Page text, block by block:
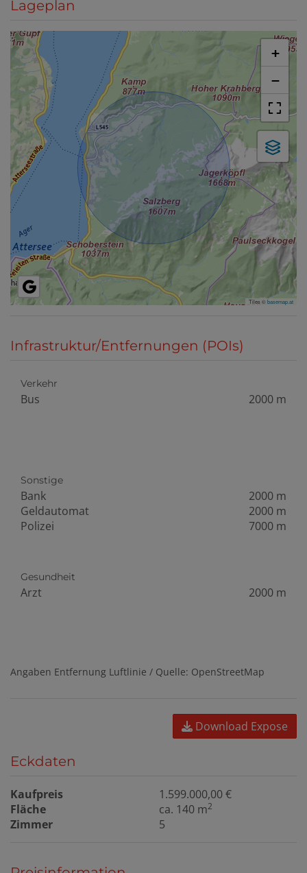
Lageplan
+
−
Tiles ©basemap.at
Infrastruktur/Entfernungen (POIs)
Verkehr
Bus 2000 m
Sonstige
Bank
2000 m
Geldautomat
2000 m
Polizei
7000 m
Gesundheit
Arzt 2000 m
Angaben Entfernung Luftlinie / Quelle: OpenStreetMap
Download Expose
Eckdaten
Kaufpreis
1.599.000,00 €
Fläche
ca. 140 m2
Zimmer 5